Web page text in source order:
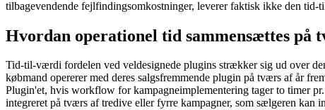
tilbagevendende fejlfindingsomkostninger, leverer faktisk ikke den
Hvordan operationel tid sammensættes på
Tid-til-værdi fordelen ved veldesignede plugins strækker sig ud over
købmand opererer med deres salgsfremmende plugin på tværs af år
Plugin'et, hvis workflow for kampagneimplementering tager to timer
integreret på tværs af tredive eller fyrre kampagner, som sælgeren kan